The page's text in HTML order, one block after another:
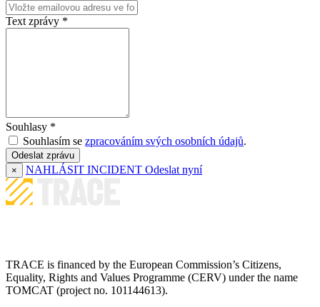
Text zprávy *
Souhlasy *
Souhlasím se zpracováním svých osobních údajů.
Odeslat zprávu
×
NAHLÁSIT INCIDENT Odeslat nyní
TRACE is financed by the European Commission’s Citizens,
Equality, Rights and Values Programme (CERV) under the name
TOMCAT (project no. 101144613).